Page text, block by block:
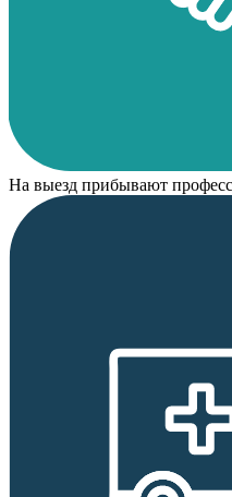
На выезд прибывают